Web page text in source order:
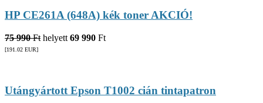
HP CE261A (648A) kék toner AKCIÓ!
75 990 Ft helyett 69 990 Ft
[191.02 EUR]
Utángyártott Epson T1002 cián tintapatron